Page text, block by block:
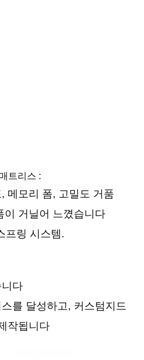
트리스 :
메모리 폼, 고밀도 거품
이 거닐어 느꼈습니다
프링 시스템.
다
를 달성하고, 커스텀지드
작됩니다